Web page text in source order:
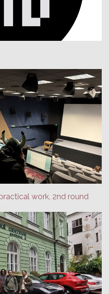
work, 2nd round